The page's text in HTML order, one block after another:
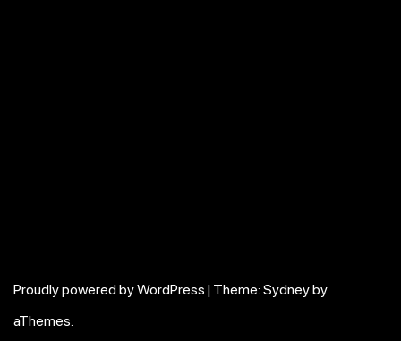
Proudly powered by WordPress | Theme: Sydneyby
aThemes.